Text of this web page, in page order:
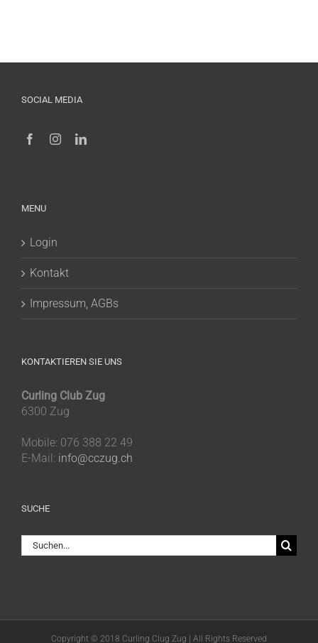
SOCIAL MEDIA
MENU
Login
Kontakt
Impressum, AGBs
KONTAKTIEREN SIE UNS
Curling Club Zug
6300 Zug
Mobile: 076 388 22 49
E-Mail: info@cczug.ch
SUCHE
Suche
nach:
Copyright © 2018 Curling Clug Zug | All Rights Reserved